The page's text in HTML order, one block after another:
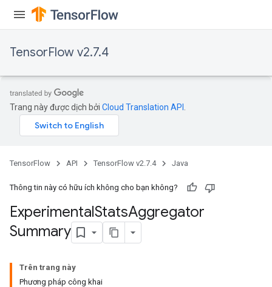
TensorFlow v2.7.4
Trang này được dịch bởi Cloud Translation API
TensorFlow API TensorFlow v2.7.4 Java
Thông tin này có hữu ích không cho bạn không?
ExperimentalStatsAggregator
Summary
Trên trang này
Phương pháp công khai